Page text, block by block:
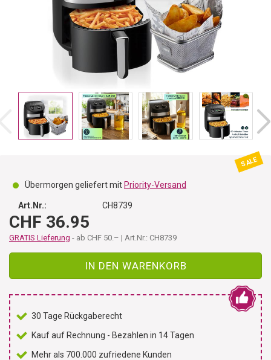
SALE
Übermorgen geliefert mit Priority-Versand
Art.Nr.: CH8739
CHF 36.95
GRATIS Lieferung - ab CHF 50.– | Art.Nr.: CH8739
IN DEN WARENKORB
30 Tage Rückgaberecht
Kauf auf Rechnung - Bezahlen in 14 Tagen
Mehr als 700.000 zufriedene Kunden